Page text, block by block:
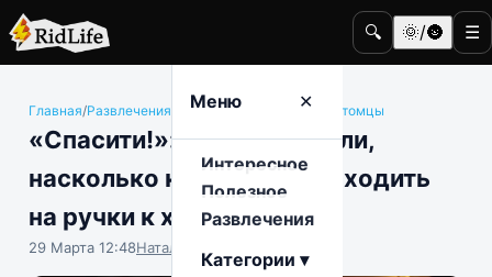
🔍 🌞/🌚 ☰
Меню ✕
Интересное
Полезное
Развлечения
Категории ▾
Главная/Развлечения Животные и домашние питомцы
«Спасити!»: на видео сняли,
насколько коты «любят» ходить
на ручки к хозяевам
29 Марта 12:48Наталья Герасимова